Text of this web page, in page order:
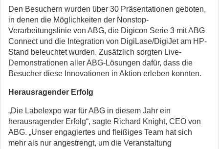
Den Besuchern wurden über 30 Präsentationen geboten,
in denen die Möglichkeiten der Nonstop-
Verarbeitungslinie von ABG, die Digicon Serie 3 mit ABG
Connect und die Integration von DigiLase/DigiJet am HP-
Stand beleuchtet wurden. Zusätzlich sorgten Live-
Demonstrationen aller ABG-Lösungen dafür, dass die
Besucher diese Innovationen in Aktion erleben konnten.
Herausragender Erfolg
„Die Labelexpo war für ABG in diesem Jahr ein
herausragender Erfolg“, sagte Richard Knight, CEO von
ABG. „Unser engagiertes und fleißiges Team hat sich
mehr als nur angestrengt, um die Veranstaltung